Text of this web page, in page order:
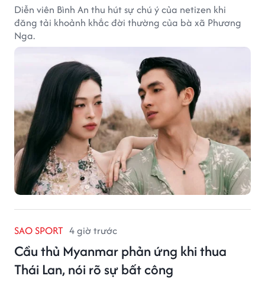
Diễn viên Bình An thu hút sự chú ý của netizen khi
đăng tải khoảnh khắc đời thường của bà xã Phương
Nga.
SAO SPORT 4 giờ trước
Cầu thủ Myanmar phản ứng khi thua
Thái Lan, nói rõ sự bất công